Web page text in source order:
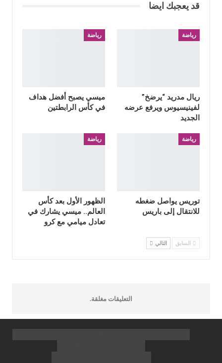
قد يعجبك ايضا
رياضة
ريال مدريد “يرضخ”
لفينيسيوس ويرفع عرضه
الجديد
رياضة
ميسي يصبح أفضل هداف
في كأس الرابطتين
رياضة
توريس يواصل ضغطه
للانتقال إلى باريس
رياضة
الظهور الأول بعد كأس
العالم.. ميسي يشارك في
تعادل ميامي مع كرو
السابق التالي
التعليقات مغلقة.